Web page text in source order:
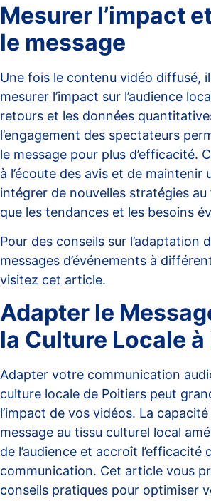
Mesurer l’impact
le message
Une fois le contenu vidéo diffusé,
mesurer l’impact sur l’audience
retours et les données
l’engagement des spectateurs
le message pour plus d’efficacité.
à l’écoute des avis et de maintenir
intégrer de nouvelles stratégies
que les tendances et les besoins
Pour des conseils sur l’adaptation
messages d’événements à
visitez cet article.
Adapter le
la Culture Locale
Adapter votre communication
culture locale de Poitiers peut
l’impact de vos vidéos. La
message au tissu culturel local
de l’audience et accroît l’efficacité
communication. Cet article vous
conseils pratiques pour optimiser